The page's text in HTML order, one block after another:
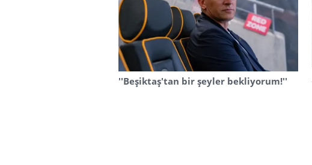
''Beşiktaş'tan bir şeyler bekliyorum!''